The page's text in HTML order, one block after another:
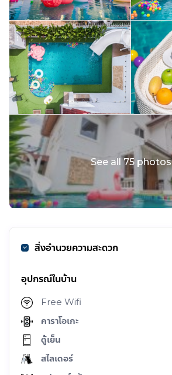
See all 75 photos
สิ่งอำนวยความสะดวก
อุปกรณ์ในบ้าน
Free Wifi
คาราโอเกะ
ตู้เย็น
สไลเดอร์